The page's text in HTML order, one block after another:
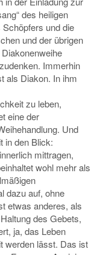
des heiligen
und die
und der übrigen
Immerhin
als Diakon. In ihm
zu leben,
eine der
Und
in den Blick:
mittragen,
wohl mehr als
dazu auf, ohne
etwas anderes, als
des Gebets,
ja, das Leben
werden lässt. Das ist